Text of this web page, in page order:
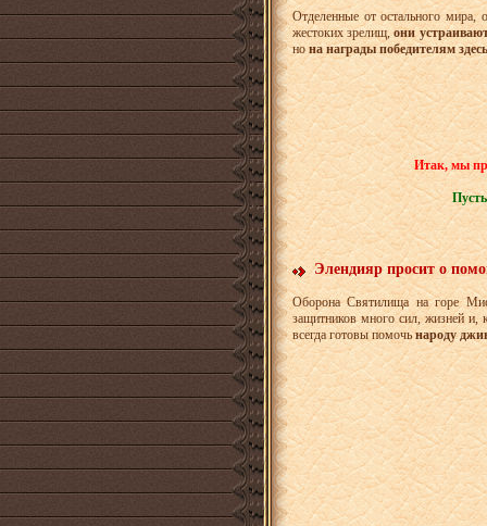
Отделенные от остального
жестоких зрелищ,они
нона награды победителям
Итак, мы
Элендияр просит о
Оборона Святилища на горе
защитников много сил, жизней и,
всегда готовы помочьнароду